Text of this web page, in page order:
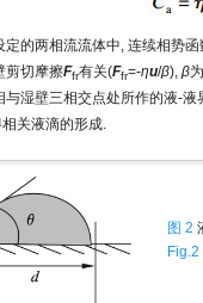
定的两相流流体中, 连续相势函
剪切摩擦Ffr有关(Ffr=-ηu/β), β
与湿壁三相交点处所作的液-
关液滴的形成.
图 2
Fig.2